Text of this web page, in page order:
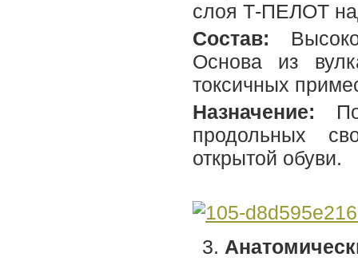
слоя Т-ПЕЛОТ
Состав:
Основа из
токсичных
Назначение:
продольных
открытой обуви.